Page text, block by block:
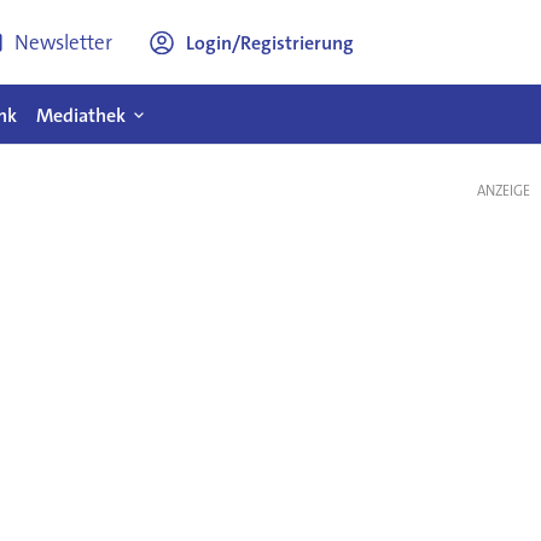
Newsletter Login/Registrierung
Mediathek
ANZEIGE